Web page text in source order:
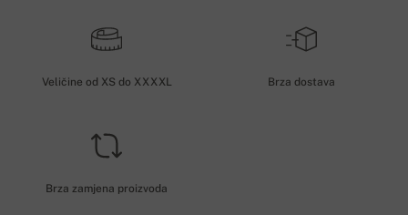
Veličine od XS do XXXXL Brza dostava
Brza zamjena proizvoda